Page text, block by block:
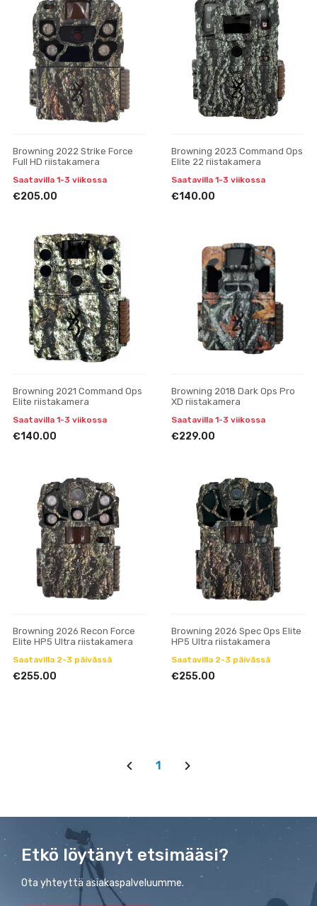
Browning 2022 Strike Force
Full HD riistakamera
Saatavilla 1-3 viikossa
€205.00
Browning 2023 Command Ops
Elite 22 riistakamera
Saatavilla 1-3 viikossa
€140.00
Browning 2021 Command Ops
Elite riistakamera
Saatavilla 1-3 viikossa
€140.00
Browning 2018 Dark Ops Pro
XD riistakamera
Saatavilla 1-3 viikossa
€229.00
Browning 2026 Recon Force
Elite HP5 Ultra riistakamera
Saatavilla 2-3 päivässä
€255.00
Browning 2026 Spec Ops Elite
HP5 Ultra riistakamera
Saatavilla 2-3 päivässä
€255.00
1
Etkö löytänyt etsimääsi?
Ota yhteyttä asiakaspalveluumme.